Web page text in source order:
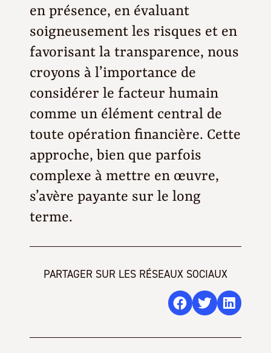
en présence, en évaluant
soigneusement les risques et en
favorisant la transparence, nous
croyons à l’importance de
considérer le facteur humain
comme un élément central de
toute opération financière. Cette
approche, bien que parfois
complexe à mettre en œuvre,
s’avère payante sur le long
terme.
PARTAGER SUR LES RÉSEAUX SOCIAUX